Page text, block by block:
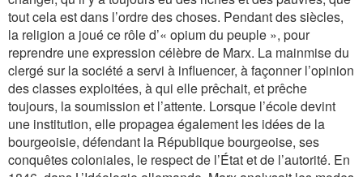
tout cela est dans l’ordre des choses. Pendant des siècles,
la religion a joué ce rôle d’« opium du peuple », pour
reprendre une expression célèbre de Marx. La mainmise du
clergé sur la société a servi à influencer, à façonner l’opinion
des classes exploitées, à qui elle prêchait, et prêche
toujours, la soumission et l’attente. Lorsque l’école devint
une institution, elle propagea également les idées de la
bourgeoisie, défendant la République bourgeoise, ses
conquêtes coloniales, le respect de l’État et de l’autorité. En